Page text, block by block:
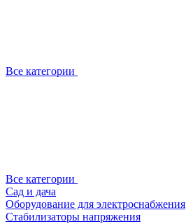
Все категории
Все категории
Сад и дача
Оборудование для электроснабжения
Стабилизаторы напряжения